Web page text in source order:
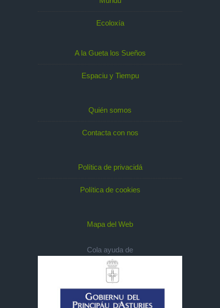
Ecoloxía
A la Gueta los Sueños
Espaciu y Tiempu
Quién somos
Contacta con nos
Política de privacidá
Política de cookies
Mapa del Web
Cola ayuda de